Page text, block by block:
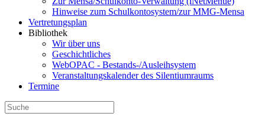
Hinweise zum Schulkontosystem/zur MMG-Mensa
Vertretungsplan
Bibliothek
Wir über uns
Geschichtliches
WebOPAC - Bestands-/Ausleihsystem
Veranstaltungskalender des Silentiumraums
Termine